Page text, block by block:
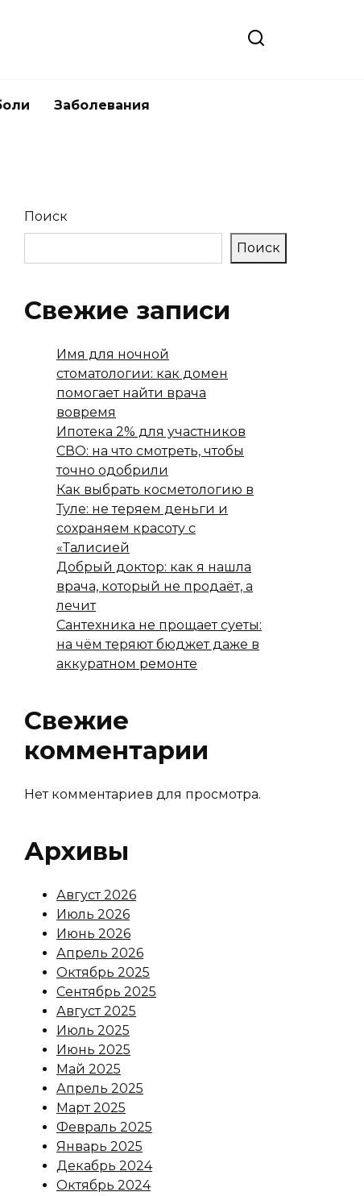
Заболевания
Поиск
Поиск
Свежие записи
Имя для ночной
стоматологии: как домен
помогает найти врача
вовремя
Ипотека 2% для участников
СВО: на что смотреть, чтобы
точно одобрили
Как выбрать косметологию в
Туле: не теряем деньги и
сохраняем красоту с
«Талисией
Добрый доктор: как я нашла
врача, который не продаёт, а
лечит
Сантехника не прощает суеты:
на чём теряют бюджет даже в
аккуратном ремонте
Свежие
комментарии
Нет комментариев для просмотра.
Архивы
Август 2026
Июль 2026
Июнь 2026
Апрель 2026
Октябрь 2025
Сентябрь 2025
Август 2025
Июль 2025
Июнь 2025
Май 2025
Апрель 2025
Март 2025
Февраль 2025
Январь 2025
Декабрь 2024
Октябрь 2024